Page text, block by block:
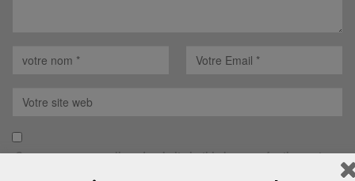
Save my name, email, and website in this browser for the next